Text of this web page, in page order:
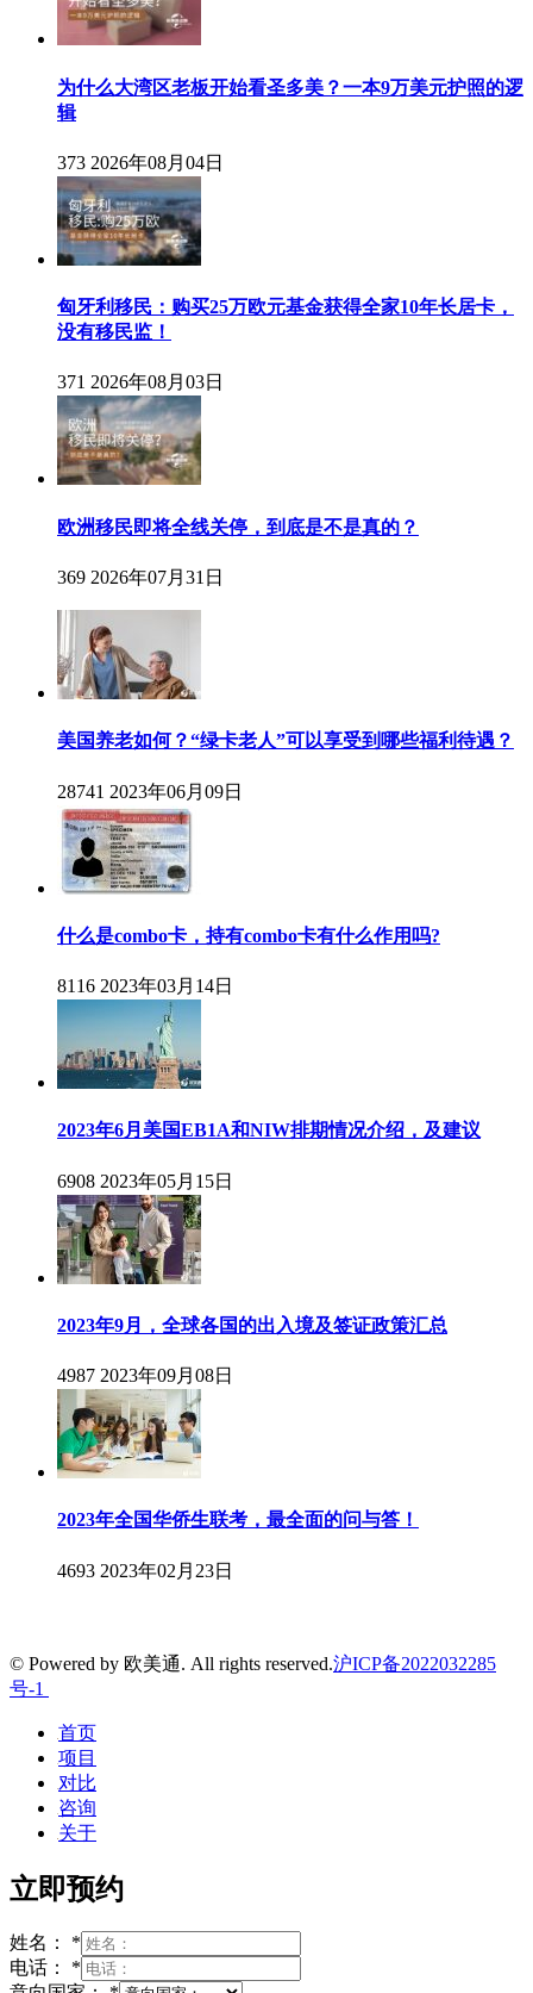
为什么大湾区老板开始看圣多美？一本9万美元护照的逻
辑
373 2026年08月04日
匈牙利移民：购买25万欧元基金获得全家10年长居卡，
没有移民监！
371 2026年08月03日
欧洲移民即将全线关停，到底是不是真的？
369 2026年07月31日
美国养老如何？“绿卡老人”可以享受到哪些福利待遇？
28741 2023年06月09日
什么是combo卡，持有combo卡有什么作用吗?
8116 2023年03月14日
2023年6月美国EB1A和NIW排期情况介绍，及建议
6908 2023年05月15日
2023年9月，全球各国的出入境及签证政策汇总
4987 2023年09月08日
2023年全国华侨生联考，最全面的问与答！
4693 2023年02月23日
© Powered by 欧美通. All rights reserved.沪ICP备2022032285
号-1
首页
项目
对比
咨询
关于
立即预约
姓名： *
电话： *